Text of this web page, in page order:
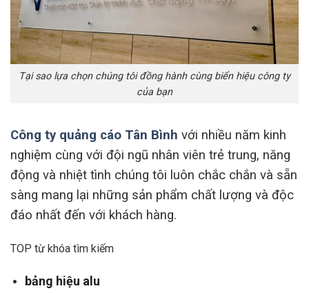
Tại sao lựa chọn chúng tôi đồng hành cùng biển hiệu công ty
của bạn
Công ty quảng cáo Tân Bình với nhiều năm kinh
nghiệm cùng với đội ngũ nhân viên trẻ trung, năng
động và nhiệt tình chúng tôi luôn chắc chắn và sẵn
sàng mang lại những sản phẩm chất lượng và độc
đáo nhất đến với khách hàng.
TOP từ khóa tìm kiếm
bảng hiệu alu